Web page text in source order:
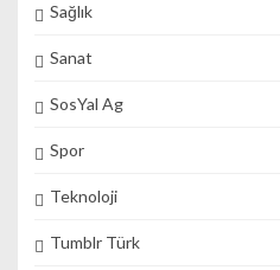
Sağlık
Sanat
SosYal Ag
Spor
Teknoloji
Tumblr Türk